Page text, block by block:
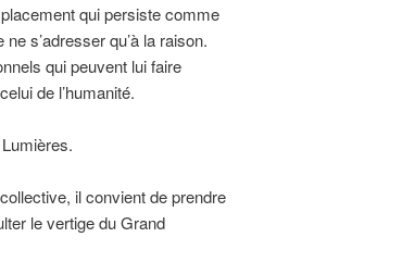
qui persiste comme
s’adresser qu’à la raison.
qui peuvent lui faire
de l’humanité.
il convient de prendre
le vertige du Grand